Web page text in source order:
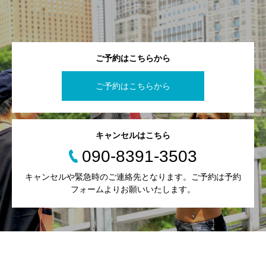
ご予約はこちらから
ご予約はこちらから
キャンセルはこちら
090-8391-3503
キャンセルや緊急時のご連絡先となります。ご予約は予約
フォームよりお願いいたします。